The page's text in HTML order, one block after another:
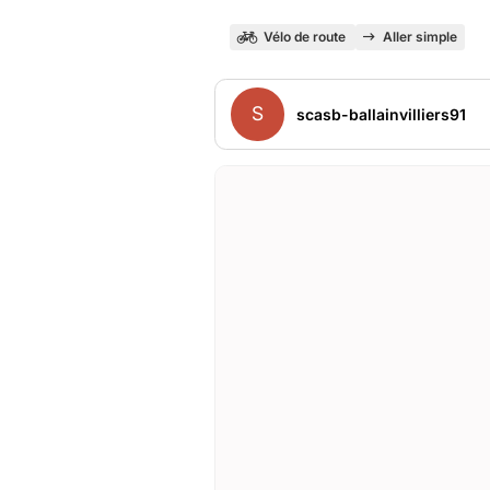
Vélo de route Aller simple
S scasb-ballainvilliers91